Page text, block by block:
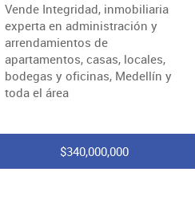
Vende Integridad, inmobiliaria
experta en administración y
arrendamientos de
apartamentos, casas, locales,
bodegas y oficinas, Medellín y
toda el área
$340,000,000